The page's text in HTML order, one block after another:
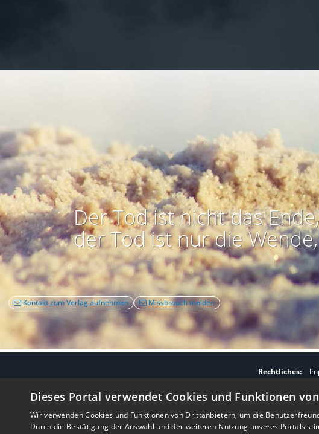
Der Tod ist nicht das
der Tod ist nur die
Kontakt zum Verlag aufnehmen Missbrauch melden
Rechtliches:
Dieses Portal verwendet Cookies und Funktionen
Wir verwenden Cookies und Funktionen von Drittanbietern, um die
Durch die Bestätigung der Auswahl und der weiteren Nutzung unseres Portals